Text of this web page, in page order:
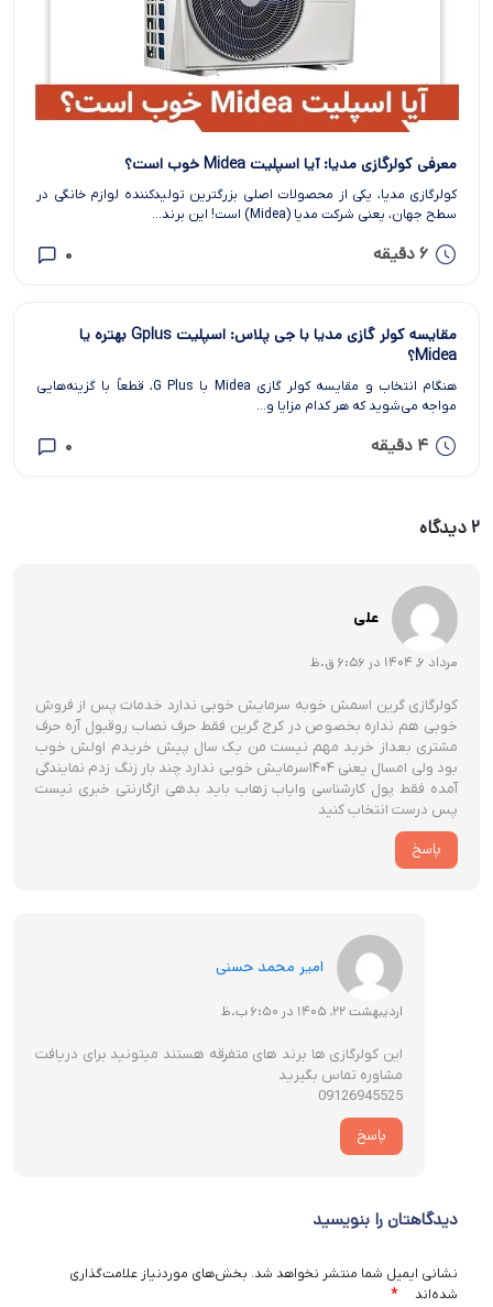
معرفی کولرگازی مدیا: آیا اسپلیت Midea خوب است؟
کولرگازی مدیا، یکی از محصولات اصلی بزرگترین تولیدکننده لوازم خانگی در
سطح جهان، یعنی شرکت مدیا (Midea) است! این برند...
6 دقیقه 0
مقایسه کولر گازی مدیا با جی پلاس: اسپلیت Gplus بهتره یا
Midea؟
هنگام انتخاب و مقایسه کولر گازی Midea با G Plus، قطعاً با گزینه‌هایی
مواجه می‌شوید که هر کدام مزایا و...
4 دقیقه 0
2 دیدگاه
علی
مرداد 6, 1404 در 6:56 ق.ظ
کولرگازی گرین اسمش خوبه سرمایش خوبی ندارد خدمات پس از فروش
خوبی هم نداره بخصوص در کرج گرین فقط حرف نصاب روقبول آره حرف
مشتری بعداز خرید مهم نیست من یک سال پیش خریدم اولش خوب
بود ولی امسال یعنی ۱۴۰۴سرمایش خوبی ندارد چند بار زنگ زدم نمایندگی
آمده فقط پول کارشناسی وایاب زهاب باید بدهی ازگارنتی خبری نیست
پس درست انتخاب کنید
پاسخ
امیر محمد حسنی
اردیبهشت 22, 1405 در 6:50 ب.ظ
این کولرگازی ها برند های متفرقه هستند میتونید برای دریافت
مشاوره تماس بگیرید
09126945525
پاسخ
دیدگاهتان را بنویسید
نشانی ایمیل شما منتشر نخواهد شد. بخش‌های موردنیاز علامت‌گذاری
شده‌اند
*